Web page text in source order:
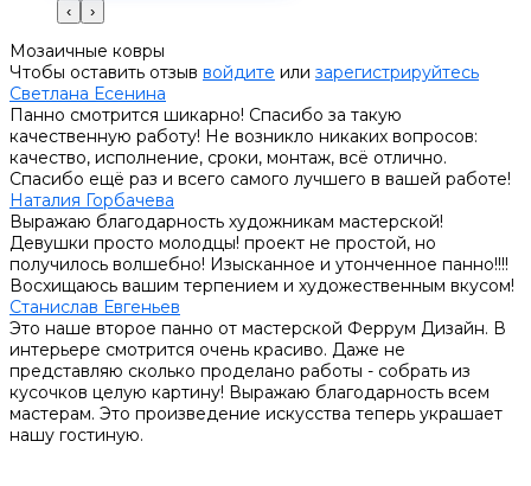
‹ ›
Мозаичные ковры
Чтобы оставить отзыв войдите или зарегистрируйтесь
Светлана Есенина
Панно смотрится шикарно! Спасибо за такую
качественную работу! Не возникло никаких вопросов:
качество, исполнение, сроки, монтаж, всё отлично.
Спасибо ещё раз и всего самого лучшего в вашей работе!
Наталия Горбачева
Выражаю благодарность художникам мастерской!
Девушки просто молодцы! проект не простой, но
получилось волшебно! Изысканное и утонченное панно!!!!
Восхищаюсь вашим терпением и художественным вкусом!
Станислав Евгеньев
Это наше второе панно от мастерской Феррум Дизайн. В
интерьере смотрится очень красиво. Даже не
представляю сколько проделано работы - собрать из
кусочков целую картину! Выражаю благодарность всем
мастерам. Это произведение искусства теперь украшает
нашу гостиную.